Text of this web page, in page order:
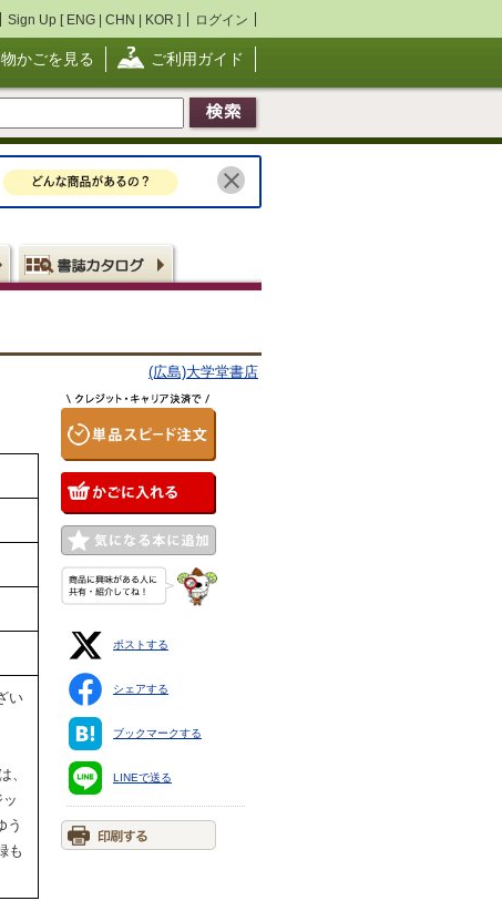
Sign Up [ ENG | CHN | KOR ] ログイン
かごを見る ご利用ガイド
(広島)大学堂書店
い
、
う
も
ポストする
シェアする
ブックマークする
LINEで送る